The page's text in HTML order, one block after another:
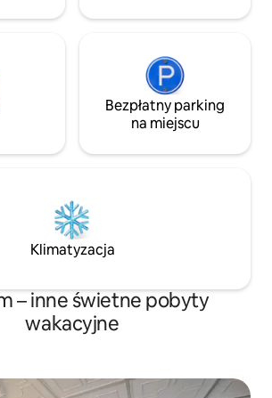
pralka i
opłata-
dzień 200 THB/3 dzień
THB
Bezpłatny parking
na miejscu
Klimatyzacja
– inne świetne pobyty
wakacyjne